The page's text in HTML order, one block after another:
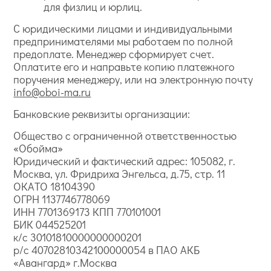
для физлиц и юрлиц.
С юридическими лицами и индивидуальными
предпринимателями мы работаем по полной
предоплате. Менеджер сформирует счет.
Оплатите его и направьте копию платежного
поручения менеджеру, или на электронную почту
info@oboi-ma.ru
Банковские реквизиты организации:
Общество с ограниченной ответственностью
«Обойма»
Юридический и фактический адрес: 105082, г.
Москва, ул. Фридриха Энгельса, д.75, стр. 11
ОКАТО 18104390
ОГРН 1137746778069
ИНН 7701369173 КПП 770101001
БИК 044525201
к/с 30101810000000000201
р/с 40702810342100000054 в ПАО АКБ
«Авангард» г.Москва